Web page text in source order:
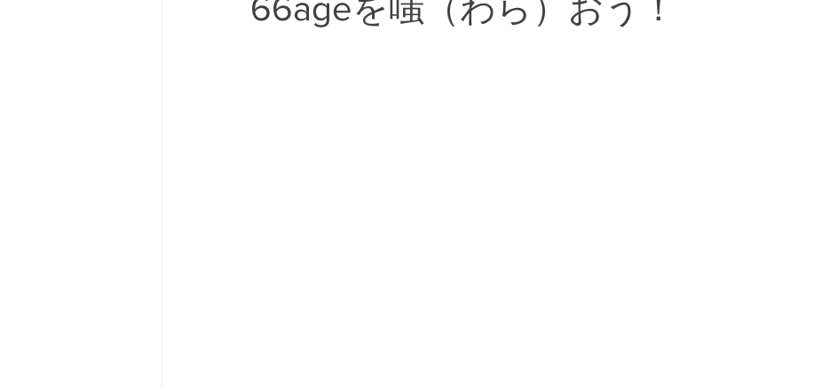
66ageを嗤（わら）おう！